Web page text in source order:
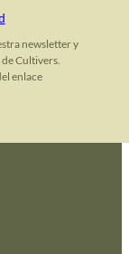
newsletter y
Cultivers.
enlace